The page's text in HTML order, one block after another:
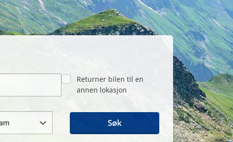
Returner bilen til en
annen lokasjon
Søk